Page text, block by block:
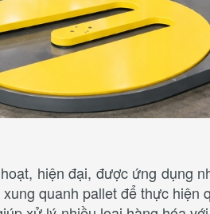
hiện đại, được ứng dụng
quanh pallet để thực hiện